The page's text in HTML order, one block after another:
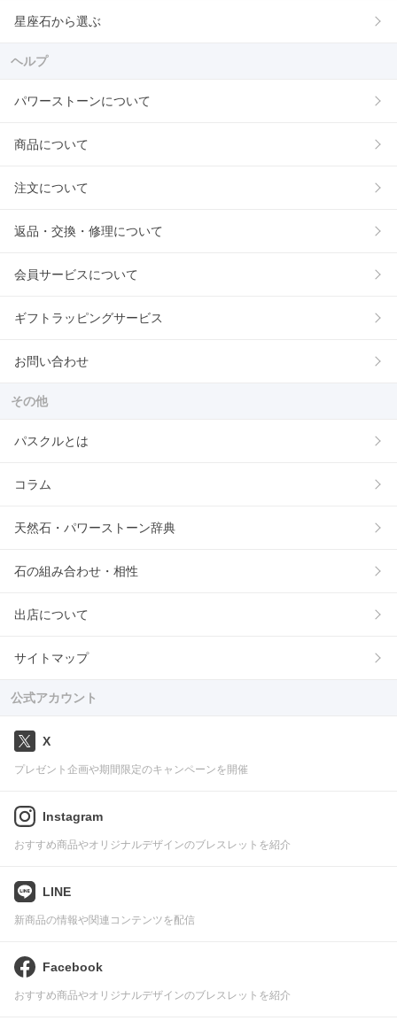
星座石から選ぶ
ヘルプ
パワーストーンについて
商品について
注文について
返品・交換・修理について
会員サービスについて
ギフトラッピングサービス
お問い合わせ
その他
パスクルとは
コラム
天然石・パワーストーン辞典
石の組み合わせ・相性
出店について
サイトマップ
公式アカウント
X
プレゼント企画や期間限定のキャンペーンを開催
Instagram
おすすめ商品やオリジナルデザインのブレスレットを紹介
LINE
新商品の情報や関連コンテンツを配信
Facebook
おすすめ商品やオリジナルデザインのブレスレットを紹介